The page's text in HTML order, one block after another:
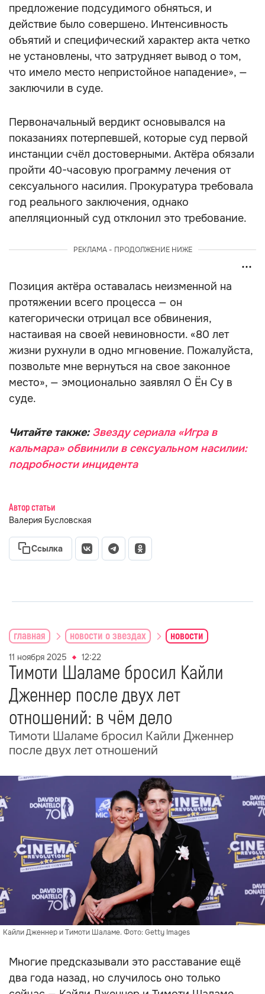
предложение подсудимого обняться, и
действие было совершено. Интенсивность
объятий и специфический характер акта четко
не установлены, что затрудняет вывод о том,
что имело место непристойное нападение», —
заключили в суде.
Первоначальный вердикт основывался на
показаниях потерпевшей, которые суд первой
инстанции счёл достоверными. Актёра обязали
пройти 40-часовую программу лечения от
сексуального насилия. Прокуратура требовала
год реального заключения, однако
апелляционный суд отклонил это требование.
РЕКЛАМА - ПРОДОЛЖЕНИЕ НИЖЕ
Позиция актёра оставалась неизменной на
протяжении всего процесса — он
категорически отрицал все обвинения,
настаивая на своей невиновности. «80 лет
жизни рухнули в одно мгновение. Пожалуйста,
позвольте мне вернуться на свое законное
место», — эмоционально заявлял О Ён Су в
суде.
Читайте также: Звезду сериала «Игра в
кальмара» обвинили в сексуальном насилии:
подробности инцидента
Автор статьи
Валерия Бусловская
Ссылка
главная новости о звездах новости
11 ноября 2025 12:22
Тимоти Шаламе бросил Кайли
Дженнер после двух лет
отношений: в чём дело
Тимоти Шаламе бросил Кайли Дженнер
после двух лет отношений
Кайли Дженнер и Тимоти Шаламе. Фото: Getty Images
Многие предсказывали это расставание ещё
два года назад, но случилось оно только